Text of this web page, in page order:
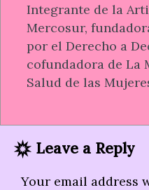
Integrante de la
Mercosur,
por el Derecho a
cofundadora de La
Salud de las
Leave a Reply
Your email address